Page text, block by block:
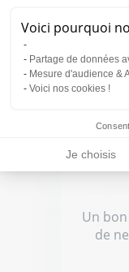
Voici pourquoi
Partage de données
Mesure d'audience &
Voici nos cookies !
Je choisis
Plateforme de
Notre plateforme
Un
de